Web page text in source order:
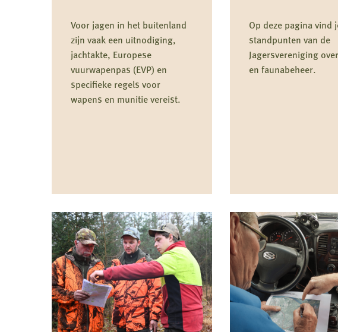
Voor jagen in het buitenland
zijn vaak een uitnodiging,
jachtakte, Europese
vuurwapenpas (EVP) en
specifieke regels voor
wapens en munitie vereist.
meer
over
Jagen
in
het
buitenland
Op deze pagina vind
standpunten van de
Jagersvereniging
en faunabeheer.
meer
over
Standpunten